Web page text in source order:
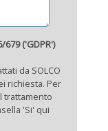
('GDPR')
da SOLCO
richiesta. Per
trattamento
'Si' qui